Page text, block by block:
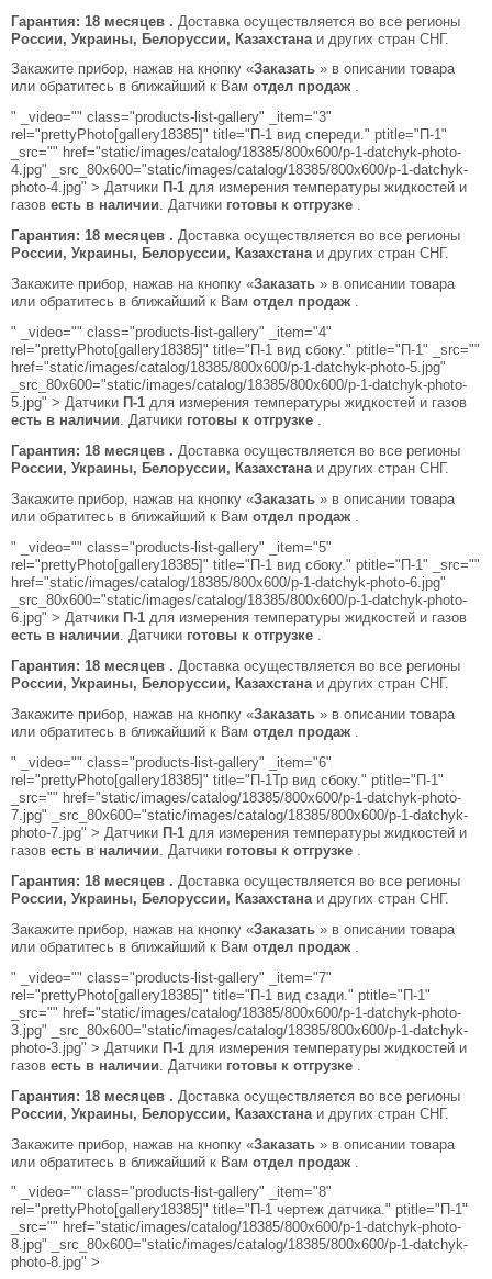
Гарантия: 18 месяцев . Доставка осуществляется во все регионы
России, Украины, Белоруссии, Казахстана и других стран СНГ.
Закажите прибор, нажав на кнопку «Заказать » в описании товара
или обратитесь в ближайший к Вам отдел продаж .
" _video="" class="products-list-gallery" _item="3"
rel="prettyPhoto[gallery18385]" title="П-1 вид спереди." ptitle="П-1"
_src="" href="static/images/catalog/18385/800x600/p-1-datchyk-photo-
4.jpg" _src_80x600="static/images/catalog/18385/800x600/p-1-datchyk-
photo-4.jpg" > Датчики П-1 для измерения температуры жидкостей и
газов есть в наличии. Датчики готовы к отгрузке .
Гарантия: 18 месяцев . Доставка осуществляется во все регионы
России, Украины, Белоруссии, Казахстанаи других стран СНГ.
Закажите прибор, нажав на кнопку «Заказать » в описании товара
или обратитесь в ближайший к Вам отдел продаж .
" _video="" class="products-list-gallery" _item="4"
rel="prettyPhoto[gallery18385]" title="П-1 вид сбоку." ptitle="П-1" _src=""
href="static/images/catalog/18385/800x600/p-1-datchyk-photo-5.jpg"
_src_80x600="static/images/catalog/18385/800x600/p-1-datchyk-photo-
5.jpg" > Датчики П-1 для измерения температуры жидкостей и газов
есть в наличии. Датчики готовы к отгрузке .
Гарантия: 18 месяцев . Доставка осуществляется во все регионы
России, Украины, Белоруссии, Казахстанаи других стран СНГ.
Закажите прибор, нажав на кнопку «Заказать » в описании товара
или обратитесь в ближайший к Вам отдел продаж .
" _video="" class="products-list-gallery" _item="5"
rel="prettyPhoto[gallery18385]" title="П-1 вид сбоку." ptitle="П-1" _src=""
href="static/images/catalog/18385/800x600/p-1-datchyk-photo-6.jpg"
_src_80x600="static/images/catalog/18385/800x600/p-1-datchyk-photo-
6.jpg" > Датчики П-1 для измерения температуры жидкостей и газов
есть в наличии. Датчики готовы к отгрузке .
Гарантия: 18 месяцев . Доставка осуществляется во все регионы
России, Украины, Белоруссии, Казахстана и других стран СНГ.
Закажите прибор, нажав на кнопку «Заказать » в описании товара
или обратитесь в ближайший к Вам отдел продаж
" _video="" class="products-list-gallery" _item="6"
rel="prettyPhoto[gallery18385]" title="П-1Тр вид сбоку." ptitle="П-1"
_src="" href="static/images/catalog/18385/800x600/p-1-datchyk-photo-
7.jpg" _src_80x600="static/images/catalog/18385/800x600/p-1-datchyk-
photo-7.jpg" > Датчики П-1 для измерения температуры жидкостей и
газов есть в наличии . Датчики готовы к отгрузке
Гарантия: 18 месяцев . Доставка осуществляется во все регионы
России, Украины, Белоруссии, Казахстана и других стран СНГ.
Закажите прибор, нажав на кнопку «Заказать » в описании товара
или обратитесь в ближайший к Вам отдел продаж
" _video="" class="products-list-gallery" _item="7"
rel="prettyPhoto[gallery18385]" title="П-1 вид сзади." ptitle="П-1"
_src="" href="static/images/catalog/18385/800x600/p-1-datchyk-photo-
3.jpg" _src_80x600="static/images/catalog/18385/800x600/p-1-datchyk-
photo-3.jpg" > Датчики П-1 для измерения температуры жидкостей и
газов есть в наличии . Датчики готовы к отгрузке
Гарантия: 18 месяцев . Доставка осуществляется во все регионы
России, Украины, Белоруссии, Казахстана и других стран СНГ.
Закажите прибор, нажав на кнопку «Заказать » в описании товара
или обратитесь в ближайший к Вам отдел продаж
" _video="" class="products-list-gallery" _item="8"
rel="prettyPhoto[gallery18385]" title="П-1 чертеж датчика." ptitle="П-1"
_src="" href="static/images/catalog/18385/800x600/p-1-datchyk-photo-
8.jpg" _src_80x600="static/images/catalog/18385/800x600/p-1-datchyk-
photo-8.jpg" >